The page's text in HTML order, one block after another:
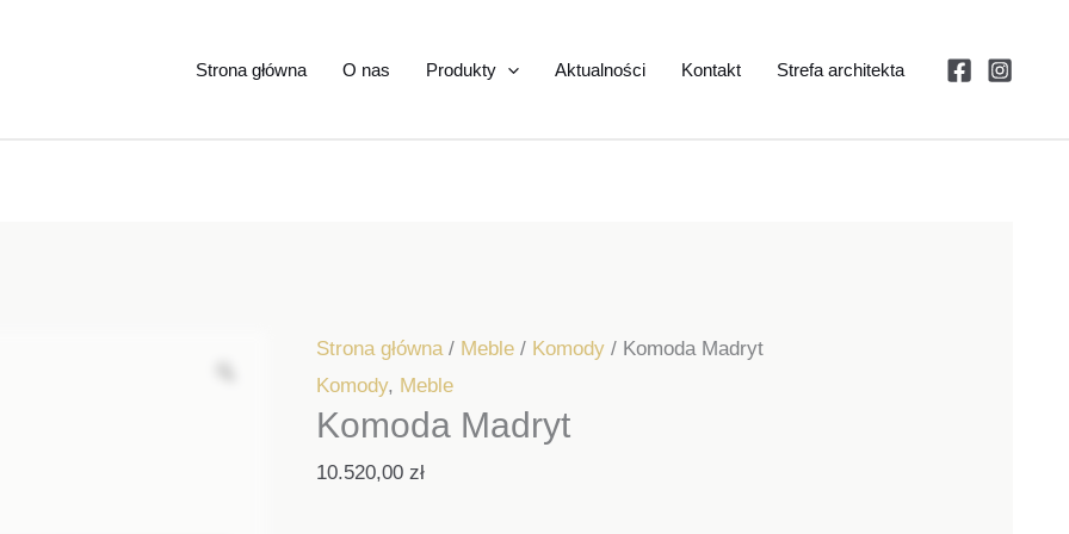
Strona główna O nas Produkty Aktualności Kontakt Strefa architekta
Strona główna/ Meble/ Komody/ Komoda Madryt
Komody, Meble
Komoda Madryt
10.520,00 zł